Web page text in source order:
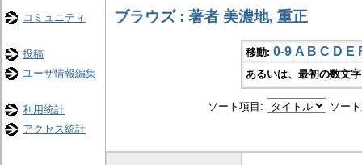
コミュニティ
投稿
ユーザ情報編集
利用統計
アクセス統計
ブラウズ : 著者 美濃地, 重正
移動: 0-9 A B C D E
あるいは、最初の数文
ソート項目: ソー